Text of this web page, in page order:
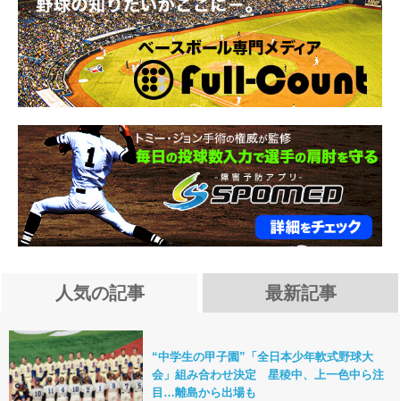
人気の記事 最新記事
“中学生の甲子園”「全日本少年軟式野球大
会」組み合わせ決定 星稜中、上一色中ら注
目…離島から出場も